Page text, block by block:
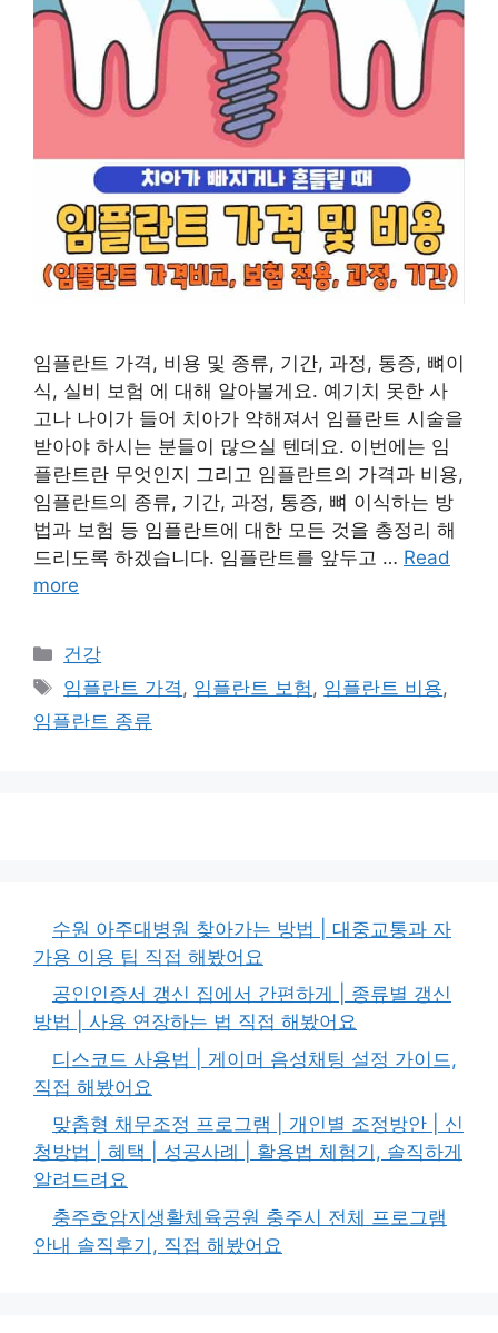
임플란트 가격, 비용 및 종류, 기간, 과정, 통증, 뼈이
식, 실비 보험 에 대해 알아볼게요. 예기치 못한 사
고나 나이가 들어 치아가 약해져서 임플란트 시술을
받아야 하시는 분들이 많으실 텐데요. 이번에는 임
플란트란 무엇인지 그리고 임플란트의 가격과 비용,
임플란트의 종류, 기간, 과정, 통증, 뼈 이식하는 방
법과 보험 등 임플란트에 대한 모든 것을 총정리 해
드리도록 하겠습니다. 임플란트를 앞두고 … Read
more
카
테
고
리
건강
태
그
임플란트 가격 , 임플란트 보험 , 임플란트 비용,
임플란트 종류
수원 아주대병원 찾아가는 방법 | 대중교통과 자
가용 이용 팁 직접 해봤어요
공인인증서 갱신 집에서 간편하게 | 종류별 갱신
방법 | 사용 연장하는 법 직접 해봤어요
디스코드 사용법 | 게이머 음성채팅 설정 가이드,
직접 해봤어요
맞춤형 채무조정 프로그램 | 개인별 조정방안 | 신
청방법 | 혜택 | 성공사례 | 활용법 체험기, 솔직하게
알려드려요
충주호암지생활체육공원 충주시 전체 프로그램
안내 솔직후기, 직접 해봤어요